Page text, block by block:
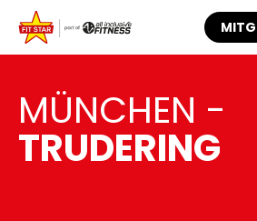
MÜNCHEN -
TRUDERING